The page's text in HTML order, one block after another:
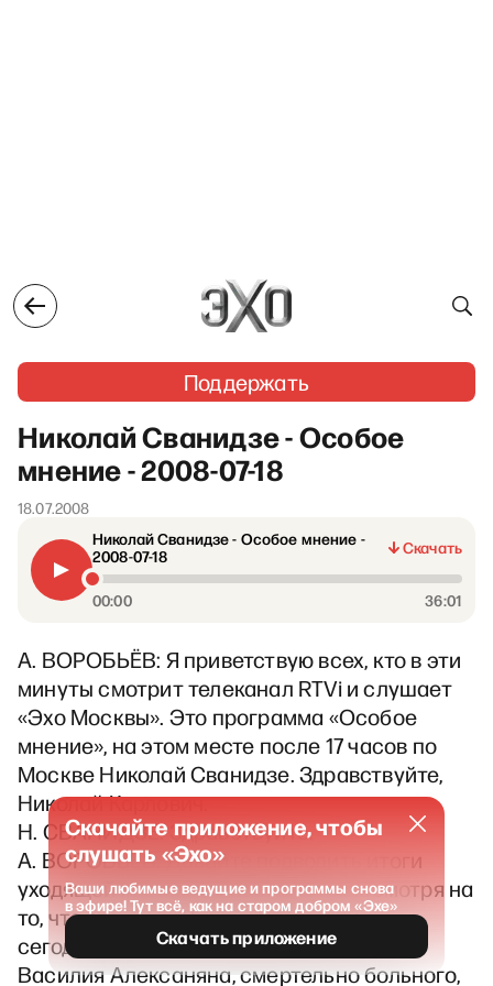
Поддержать
Николай Сванидзе - Особое
мнение - 2008-07-18
18.07.2008
Николай Сванидзе - Особое мнение -
2008-07-18
Скачать
00:00 36:01
А. ВОРОБЬЁВ: Я приветствую всех, кто в эти
минуты смотрит телеканал RTVi и слушает
«Эхо Москвы». Это программа «Особое
мнение», на этом месте после 17 часов по
Москве Николай Сванидзе. Здравствуйте,
Николай Карлович.
Н. СВАНИДЗЕ: Здравствуйте.
А. ВОРОБЬЁВ: Давайте подводить итоги
уходящей недели. Новости есть, несмотря на
то, что это лето. Давайте начнем с
сегодняшнего дня. Сегодня суд оставил
Василия Алексаняна, смертельно больного,
Скачайте приложение, чтобы
слушать «Эхо»
Ваши любимые ведущие и программы снова
в эфире! Тут всё, как на старом добром «Эхе»
Скачать приложение